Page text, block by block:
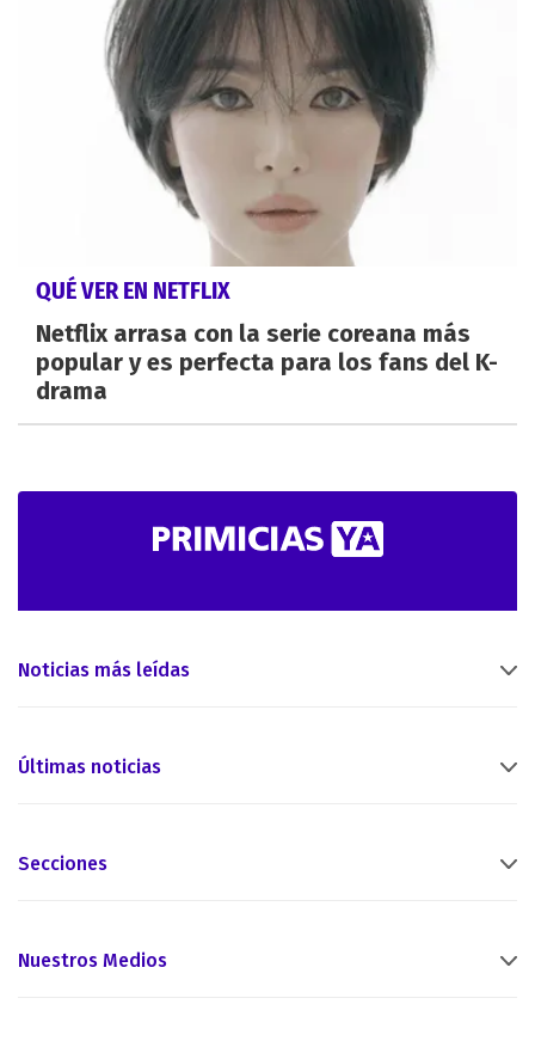
QUÉ VER EN NETFLIX
Netflix arrasa con la serie coreana más
popular y es perfecta para los fans del K-
drama
Noticias más leídas
Últimas noticias
Secciones
Nuestros Medios